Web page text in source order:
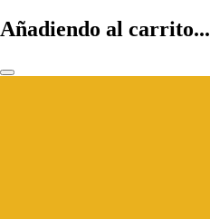
Añadiendo al carrito...